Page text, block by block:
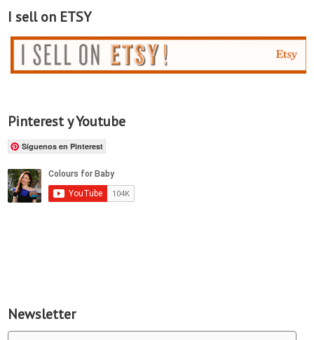
I sell on ETSY
Pinterest y Youtube
Síguenos en Pinterest
Newsletter